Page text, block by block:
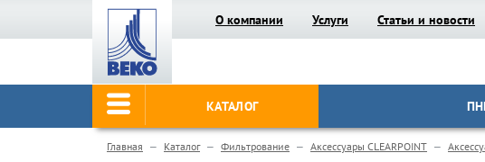
О компании Услуги Статьи и новости
КАТАЛОГ
Главная Каталог Фильтрование Аксессуары CLEARPOINT